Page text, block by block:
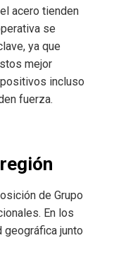
acero tienden
se
ya que
mejor
incluso
fuerza.
de Grupo
En los
junto